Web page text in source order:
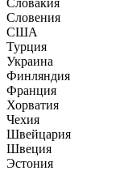
Словакия
Словения
США
Турция
Украина
Финляндия
Франция
Хорватия
Чехия
Швейцария
Швеция
Эстония